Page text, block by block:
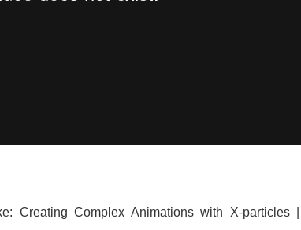
Creating Complex Animations with X-particles |